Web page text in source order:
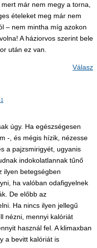
már nem megy a torna,
ételeket meg már nem
– nem mintha míg azokon
A háziorvos szerint bele
után ez van.
Válasz
úgy. Ha egészségesen
-, és mégis hízik, nézesse
a pajzsmirigyét, ugyanis
indokolatlannak tűnő
ilyen betegségben
ha valóban odafigyelnek
De előbb az
Ha nincs ilyen jellegű
nézni, mennyi kalóriát
használ fel. A klimaxban
a bevitt kalóriát is